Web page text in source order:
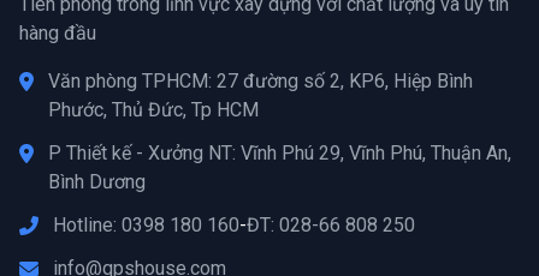
hàng đầu
Văn phòng TPHCM: 27 đường số 2, KP6, Hiệp Bình
Phước, Thủ Đức, Tp HCM
P Thiết kế - Xưởng NT: Vĩnh Phú 29, Vĩnh Phú, Thuận An,
Bình Dương
Hotline: 0398 180 160-ĐT: 028-66 808 250
info@qpshouse.com